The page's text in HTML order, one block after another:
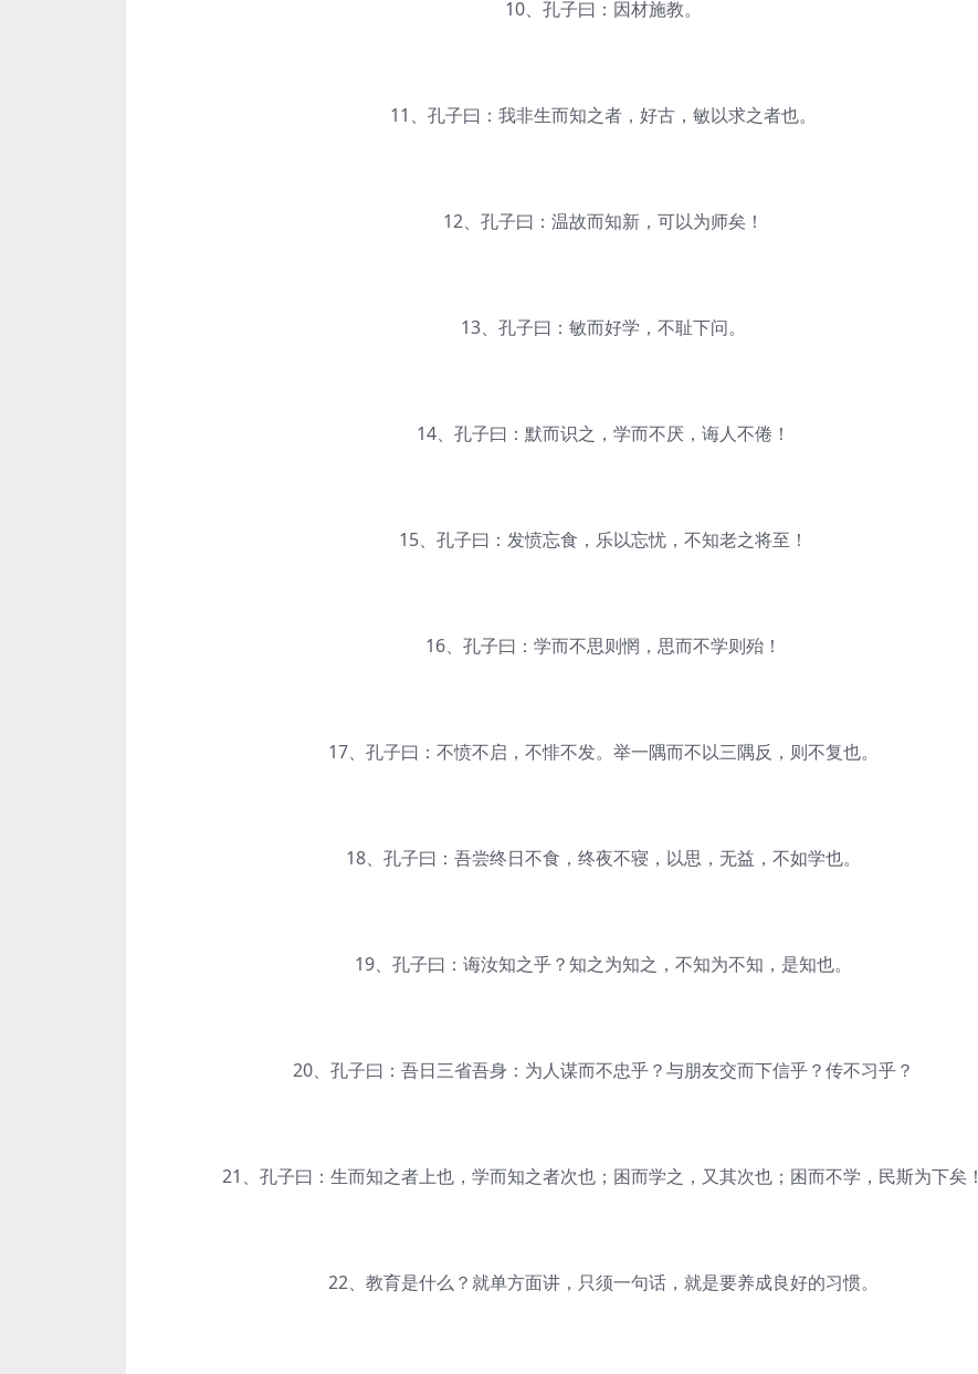
10、孔子曰：因材施教。
11、孔子曰：我非生而知之者，好古，敏以求之者也。
12、孔子曰：温故而知新，可以为师矣！
13、孔子曰：敏而好学，不耻下问。
14、孔子曰：默而识之，学而不厌，诲人不倦！
15、孔子曰：发愤忘食，乐以忘忧，不知老之将至！
16、孔子曰：学而不思则惘，思而不学则殆！
17、孔子曰：不愤不启，不悱不发。举一隅而不以三隅反，则不复也。
18、孔子曰：吾尝终日不食，终夜不寝，以思，无益，不如学也。
19、孔子曰：诲汝知之乎？知之为知之，不知为不知，是知也。
20、孔子曰：吾日三省吾身：为人谋而不忠乎？与朋友交而下信乎？传不习乎？
21、孔子曰：生而知之者上也，学而知之者次也；困而学之，又其次也；困而不学，民斯为下矣！
22、教育是什么？就单方面讲，只须一句话，就是要养成良好的习惯。